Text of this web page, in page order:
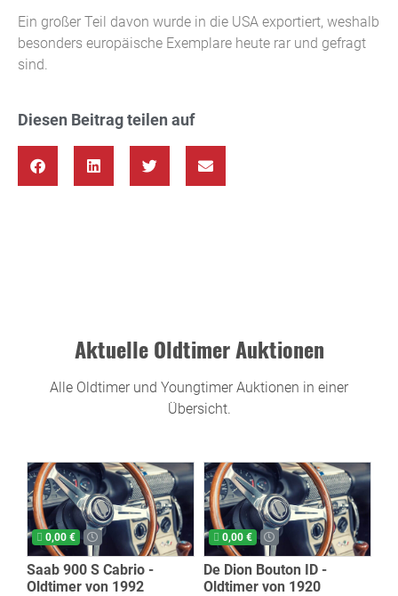
Ein großer Teil davon wurde in die USA exportiert, weshalb
besonders europäische Exemplare heute rar und gefragt
sind.
Diesen Beitrag teilen auf
Aktuelle Oldtimer Auktionen
Alle Oldtimer und Youngtimer Auktionen in einer
Übersicht.
0,00 €
Saab 900 S Cabrio -
Oldtimer von 1992
0,00 €
De Dion Bouton ID -
Oldtimer von 1920